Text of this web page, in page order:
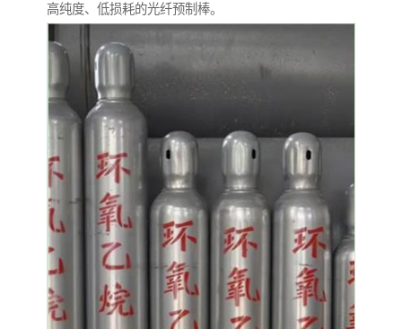
高纯度、低损耗的光纤预制棒。